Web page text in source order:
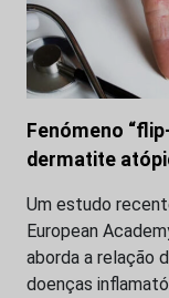
Fenómeno
dermatite
Um estudo
European
aborda a relação
doenças